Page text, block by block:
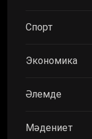
Спорт
Экономика
Әлемде
Мәдениет